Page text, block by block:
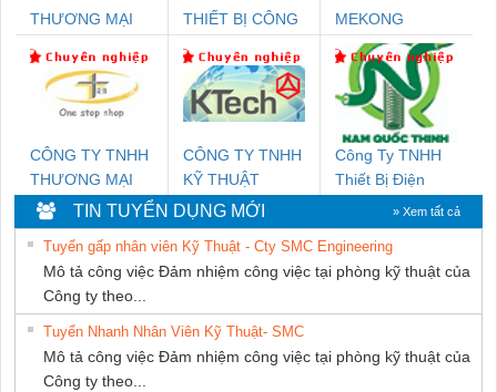
THƯƠNG MẠI
THUẬT ĐIỆN CƠ
GIA HƯNG PHÁT
THIẾT BỊ CÔNG
SETSUBI VIỆT
NAM
MEKONG
MARINE
SUPPLY
CÔNG TY TNHH
THƯƠNG MẠI
THIÊN ÂN VIỆT
NAM
CÔNG TY TNHH
KỸ THUẬT
KTECH VIỆT
NAM
Công Ty TNHH
Thiết Bị Điện
Nam Quốc Thịnh
TIN TUYỂN DỤNG MỚI » Xem tất cả
Tuyển gấp nhân viên Kỹ Thuật - Cty SMC Engineering
Mô tả công việc Đảm nhiệm công việc tại phòng kỹ thuật của
Công ty theo...
Tuyển Nhanh Nhân Viên Kỹ Thuật- SMC
Mô tả công việc Đảm nhiệm công việc tại phòng kỹ thuật của
Công ty theo...